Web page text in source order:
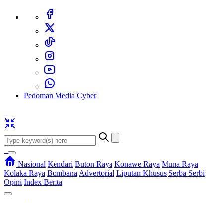
Pedoman Media Cyber
Nasional Kendari Buton Raya Konawe Raya Muna Raya
Kolaka Raya Bombana Advertorial Liputan Khusus Serba Serbi
Opini Index Berita